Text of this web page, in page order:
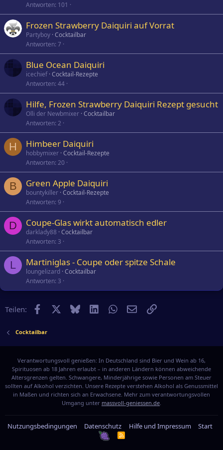
Antworten 101
Frozen Strawberry Daiquiri auf Vorrat
Partyboy Cocktailbar
Antworten 7
Blue Ocean Daiquiri
icechief Cocktail-Rezepte
Antworten 44
Hilfe, Frozen Strawberry Daiquiri Rezept gesucht
Olli der Newbmixer Cocktailbar
Antworten 2
H Himbeer Daiquiri
hobbymixer Cocktail-Rezepte
Antworten 20
B Green Apple Daiquiri
bountykiller Cocktail-Rezepte
Antworten 9
D Coupe-Glas wirkt automatisch edler
darklady88 Cocktailbar
Antworten 3
L Martiniglas - Coupe oder spitze Schale
loungelizard Cocktailbar
Antworten 3
Teilen: Facebook BlueskyLinkedInWhatsApp
E-MailLink
Cocktailbar
Verantwortungsvoll genießen: In Deutschland sind Bier und Wein ab 16,
Spirituosen ab 18 Jahren erlaubt – in anderen Ländern können abweichende
Altersgrenzen gelten. Schwangere, Minderjährige sowie Personen am Steuer
sollten auf Alkohol verzichten. Unsere Rezepte verstehen Alkohol als Genussmittel
in Maßen und richten sich an Erwachsene. Mehr zum verantwortungsvollen
Umgang unter massvoll-geniessen.de.
Nutzungsbedingungen Datenschutz Hilfe und Impressum Start
R